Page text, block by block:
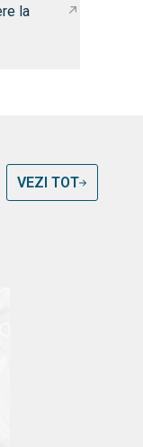
la
VEZI TOT